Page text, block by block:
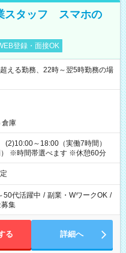
スタッフ スマホの
登録・面接OK
る勤務、22時～翌5時勤務の場
倉庫
(2)10:00～18:00（実働7時間）
※時間帯選べます ※休憩60分
50代活躍中 / 副業・WワークOK /
集
る 詳細へ